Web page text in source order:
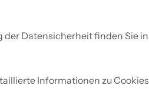
Datensicherheit finden Sie in
Informationen zu Cookies